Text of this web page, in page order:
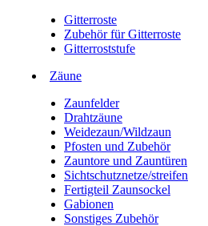
Gitterroste
Zubehör für Gitterroste
Gitterroststufe
Zäune
Zaunfelder
Drahtzäune
Weidezaun/Wildzaun
Pfosten und Zubehör
Zauntore und Zauntüren
Sichtschutznetze/streifen
Fertigteil Zaunsockel
Gabionen
Sonstiges Zubehör